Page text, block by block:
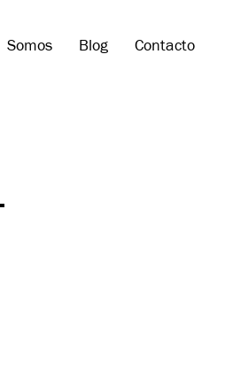
Somos Blog Contacto